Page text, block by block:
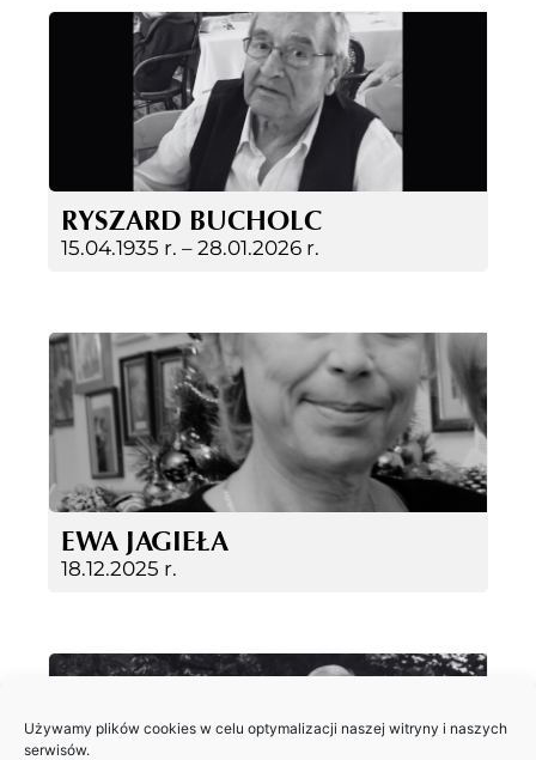
Używamy plików cookies w celu optymalizacji naszej witryny i naszych
serwisów.
RYSZARD BUCHOLC
15.04.1935 r. – 28.01.2026 r.
EWA JAGIEŁA
18.12.2025 r.